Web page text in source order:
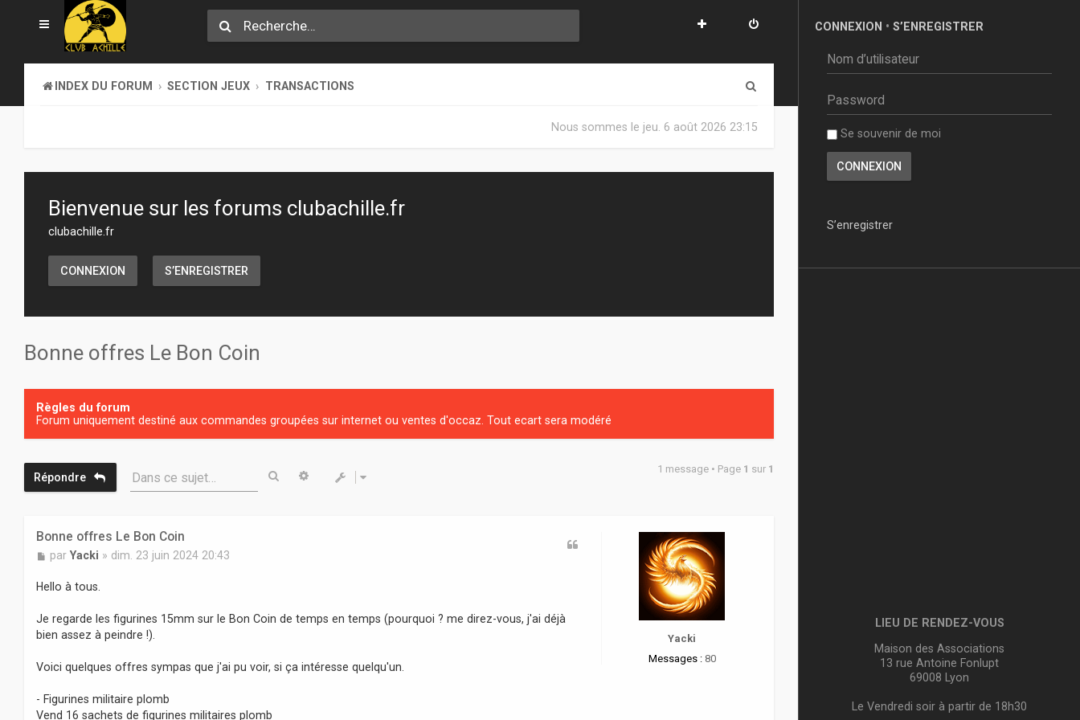
INDEX DU FORUM SECTION JEUX TRANSACTIONS
Nous sommes le jeu. 6 août 2026 23:15
Bienvenue sur les forums clubachille.fr
clubachille.fr
CONNEXION S’ENREGISTRER
Bonne offres Le Bon Coin
Règles du forum
Forum uniquement destiné aux commandes groupées sur internet ou ventes d'occaz. Tout ecart sera modéré
Répondre Dans ce sujet… RechercherRecherche avancée 1 message • Page 1 sur 1
Yacki
Messages : 80
Bonne offres Le Bon Coin
M
s
s
g
e
par Yacki » dim. 23 juin 2024 20:43
Hello à tous.
Je regarde les figurines 15mm sur le Bon Coin de temps en temps (pourquoi ? me direz-vous, j'ai déjà
bien assez à peindre !).
Voici quelques offres sympas que j'ai pu voir, si ça intéresse quelqu'un.
- Figurines militaire plomb
Vend 16 sachets de figurines militaires plomb
CONNEXION • S’ENREGISTRER
Se souvenir de moi
S’enregistrer
LIEU DE RENDEZ-VOUS
Maison des Associations
13 rue Antoine Fonlupt
69008 Lyon
Le Vendredi soir à partir de 18h30